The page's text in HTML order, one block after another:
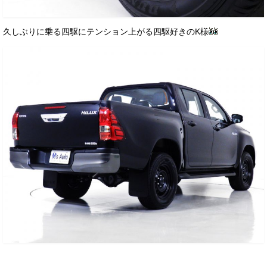
久しぶりに乗る四駆にテンション上がる四駆好きのK様